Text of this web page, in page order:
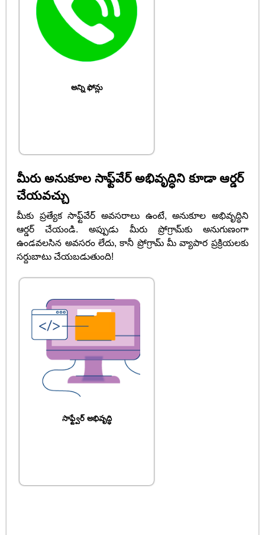
అన్ని ఫోన్లు
మీరు అనుకూల సాఫ్ట్‌వేర్ అభివృద్ధిని కూడా ఆర్డర్
చేయవచ్చు
మీకు ప్రత్యేక సాఫ్ట్‌వేర్ అవసరాలు ఉంటే, అనుకూల అభివృద్ధిని
ఆర్డర్ చేయండి. అప్పుడు మీరు ప్రోగ్రామ్‌కు అనుగుణంగా
ఉండవలసిన అవసరం లేదు, కానీ ప్రోగ్రామ్ మీ వ్యాపార ప్రక్రియలకు
సర్దుబాటు చేయబడుతుంది!
సాఫ్ట్వేర్ అభివృద్ధి